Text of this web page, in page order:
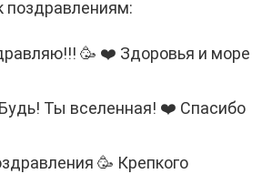
поздравлениям:
🥳 ❤️ Здоровья и море
Ты вселенная! ❤️ Спасибо
🥳 Крепкого